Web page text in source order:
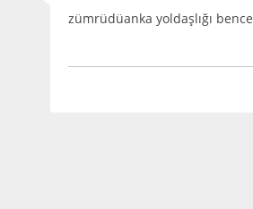
zümrüdüanka yoldaşlığı bence